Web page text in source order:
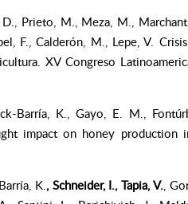
Prieto, M., Meza, M.,
F., Calderón, M., Lepe, V.
XV Congreso
Barría, K., Gayo, E. M.,
impact on honey production
K. , Schneider, I., Tapia, V. ,